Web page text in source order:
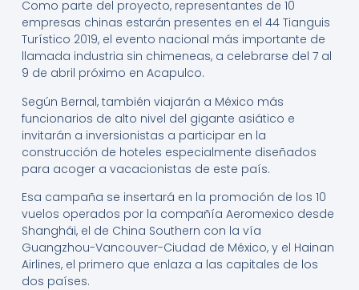
Como parte del proyecto, representantes de 10
empresas chinas estarán presentes en el 44 Tianguis
Turístico 2019, el evento nacional más importante de
llamada industria sin chimeneas, a celebrarse del 7 al
9 de abril próximo en Acapulco.
Según Bernal, también viajarán a México más
funcionarios de alto nivel del gigante asiático e
invitarán a inversionistas a participar en la
construcción de hoteles especialmente diseñados
para acoger a vacacionistas de este país.
Esa campaña se insertará en la promoción de los 10
vuelos operados por la compañía Aeromexico desde
Shanghái, el de China Southern con la vía
Guangzhou-Vancouver-Ciudad de México, y el Hainan
Airlines, el primero que enlaza a las capitales de los
dos países.